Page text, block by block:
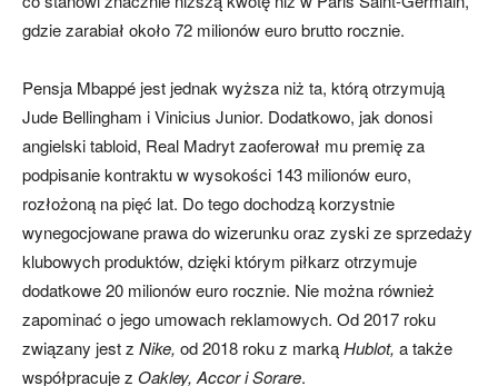
gdzie zarabiał około 72 milionów euro brutto rocznie.
Pensja Mbappé jest jednak wyższa niż ta, którą otrzymują
Jude Bellingham i Vinicius Junior. Dodatkowo, jak donosi
angielski tabloid, Real Madryt zaoferował mu premię za
podpisanie kontraktu w wysokości 143 milionów euro,
rozłożoną na pięć lat. Do tego dochodzą korzystnie
wynegocjowane prawa do wizerunku oraz zyski ze sprzedaży
klubowych produktów, dzięki którym piłkarz otrzymuje
dodatkowe 20 milionów euro rocznie. Nie można również
zapominać o jego umowach reklamowych. Od 2017 roku
związany jest z Nike, od 2018 roku z markąHublot, a także
współpracuje z Oakley, Accor i Sorare.